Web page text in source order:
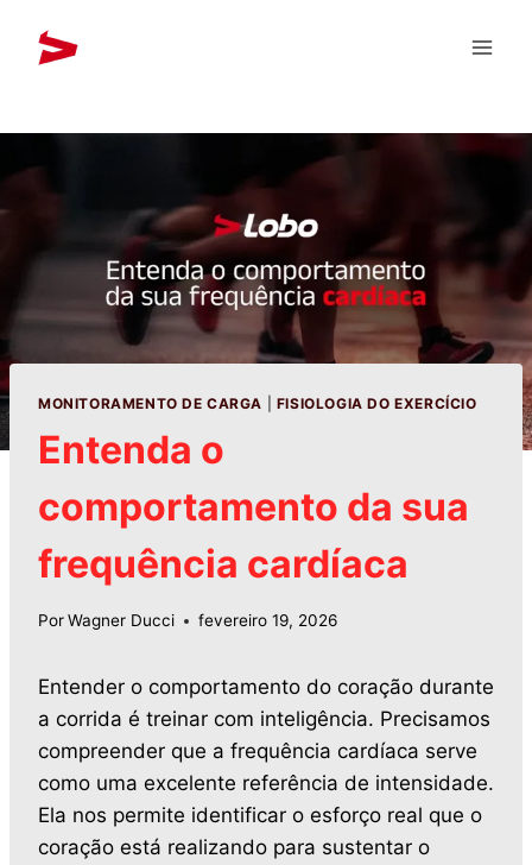
MONITORAMENTO DE CARGA FISIOLOGIA DO EXERCÍCIO
Entenda o
comportamento da sua
frequência cardíaca
PorWagner Ducci fevereiro 19, 2026
Entender o comportamento do coração durante
a corrida é treinar com inteligência. Precisamos
compreender que a frequência cardíaca serve
como uma excelente referência de intensidade.
Ela nos permite identificar o esforço real que o
coração está realizando para sustentar o